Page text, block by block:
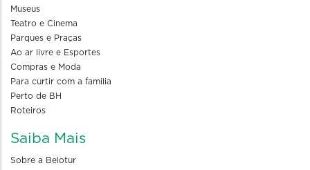
Museus
Teatro e Cinema
Parques e Praças
Ao ar livre e Esportes
Compras e Moda
Para curtir com a familia
Perto de BH
Roteiros
Saiba Mais
Sobre a Belotur